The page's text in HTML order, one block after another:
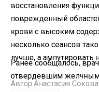
восстановления
поврежденный
крови с высоким
несколько сеансов
лучше, а ампутировать
Ранее сообщалось,
отвердевшим
Автор:Анастасия Сокова